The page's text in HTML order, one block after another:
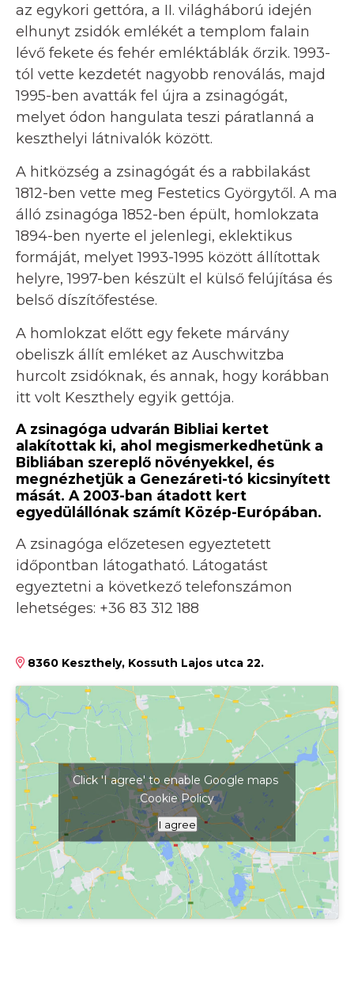
az egykori gettóra, a II. világháború idején
elhunyt zsidók emlékét a templom falain
lévő fekete és fehér emléktáblák őrzik. 1993-
tól vette kezdetét nagyobb renoválás, majd
1995-ben avatták fel újra a zsinagógát,
melyet ódon hangulata teszi páratlanná a
keszthelyi látnivalók között.
A hitközség a zsinagógát és a rabbilakást
1812-ben vette meg Festetics Györgytől. A ma
álló zsinagóga 1852-ben épült, homlokzata
1894-ben nyerte el jelenlegi, eklektikus
formáját, melyet 1993-1995 között állítottak
helyre, 1997-ben készült el külső felújítása és
belső díszítőfestése.
A homlokzat előtt egy fekete márvány
obeliszk állít emléket az Auschwitzba
hurcolt zsidóknak, és annak, hogy korábban
itt volt Keszthely egyik gettója.
A zsinagóga udvarán Bibliai kertet
alakítottak ki, ahol megismerkedhetünk a
Bibliában szereplő növényekkel, és
megnézhetjük a Genezáreti-tó kicsinyített
mását. A 2003-ban átadott kert
egyedülállónak számít Közép-Európában.
A zsinagóga előzetesen egyeztetett
időpontban látogatható. Látogatást
egyeztetni a következő telefonszámon
lehetséges: +36 83 312 188
8360 Keszthely, Kossuth Lajos utca 22.
Kattints ide a térkép megjelenítéséhez
Click 'I agree' to enable Google maps
Cookie Policy
I agree